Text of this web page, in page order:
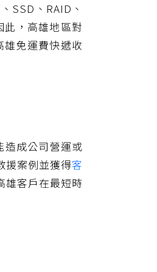
SSD、RAID、
，高雄地區對
免運費快遞收
造成公司營運或
援案例並獲得客
雄客戶在最短時